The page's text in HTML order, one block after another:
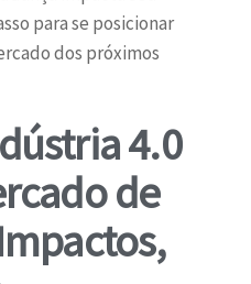
para se posicionar
dos próximos
4.0
de